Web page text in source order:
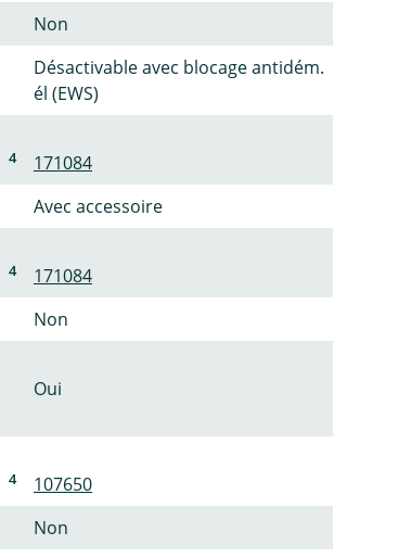
Non
Désactivable avec blocage antidém.
él (EWS)
4
171084
Avec accessoire
4
171084
Non
Oui
4
107650
Non